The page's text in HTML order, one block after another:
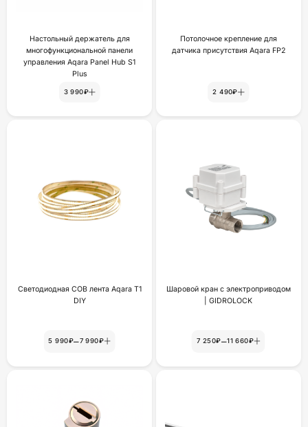
Настольный держатель для
многофункциональной панели
управления Aqara Panel Hub S1
Plus
3 990₽
Потолочное крепление для
датчика присутствия Aqara FP2
2 490₽
Светодиодная COB лента Aqara T1
DIY
5 990₽–7 990₽
Шаровой кран с электроприводом
| GIDROLOCK
7 250₽–11 660₽